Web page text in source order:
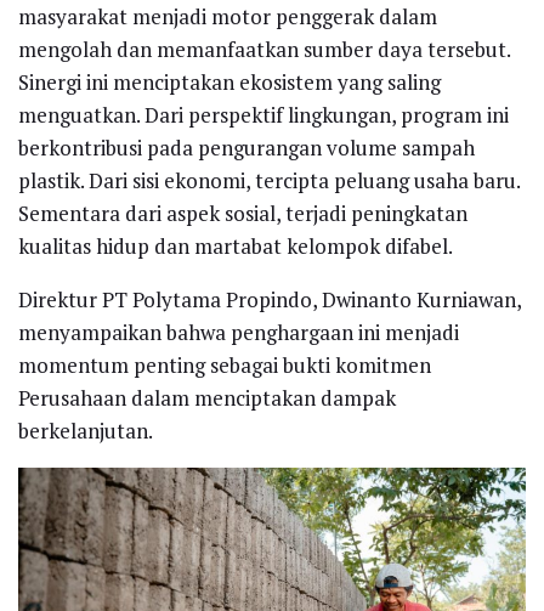
masyarakat menjadi motor penggerak dalam
mengolah dan memanfaatkan sumber daya tersebut.
Sinergi ini menciptakan ekosistem yang saling
menguatkan. Dari perspektif lingkungan, program ini
berkontribusi pada pengurangan volume sampah
plastik. Dari sisi ekonomi, tercipta peluang usaha baru.
Sementara dari aspek sosial, terjadi peningkatan
kualitas hidup dan martabat kelompok difabel.
Direktur PT Polytama Propindo, Dwinanto Kurniawan,
menyampaikan bahwa penghargaan ini menjadi
momentum penting sebagai bukti komitmen
Perusahaan dalam menciptakan dampak
berkelanjutan.